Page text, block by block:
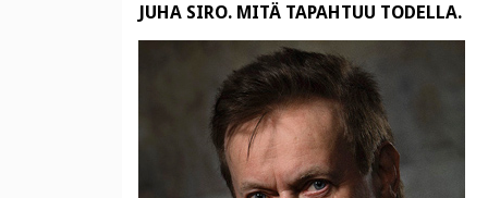
JUHA SIRO. MITÄ TAPAHTUU TODELLA.